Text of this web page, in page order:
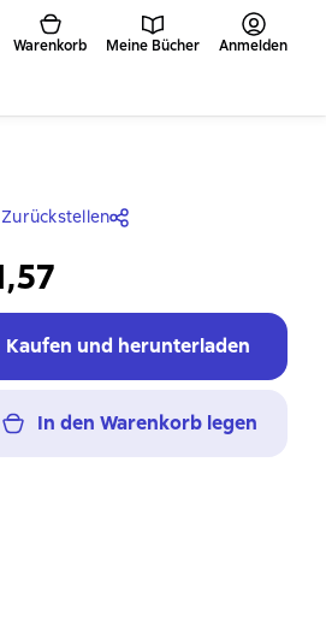
Warenkorb Meine Bücher Anmelden
Zurückstellen
Kaufen und herunterladen
In den Warenkorb legen